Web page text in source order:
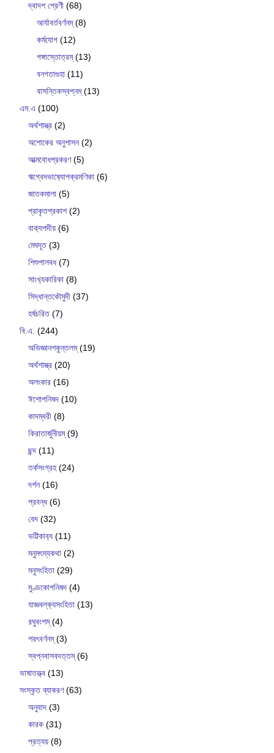
দ্বাদশ শ্রেণী (68)
আর্যাবর্তবর্ণনম্(8)
কর্মযোগ (12)
গঙ্গাস্তোত্রম্(13)
বনগতাগুহা (11)
বাসন্তিকস্বপ্নম্(13)
এম.এ (100)
অর্থশাস্ত্র (2)
অশোকের অনুশাসন(2)
আত্মবোধপ্রকরণ(5)
ঋগ্বেদভাষ‍্যোপক্রমণিকা (6)
জাতকমালা (5)
প্রাকৃতপ্রকাশ(2)
বাক‍্যপদীয় (6)
মেঘদূত(3)
শিশুপালবধ(7)
সাংখ‍্যকারিকা (8)
সিদ্ধান্তকৌমুদী (37)
হর্ষচরিত(7)
বি.এ. (244)
অভিজ্ঞানশকুন্তলম্(19)
অর্থশাস্ত্র (20)
অলংকার (16)
ঈশোপনিষদ (10)
কাদম্বরী (8)
কিরাতার্জুনীয়ম্(9)
ছন্দ (11)
তর্কসংগ্রহ(24)
দর্শন(16)
প্রবন্ধ(6)
বেদ (32)
ভট্টিকাব‍্য (11)
মনুমৎস্যকথা (2)
মনুসংহিতা (29)
মুণ্ডকোপনিষদ (4)
যাজ্ঞবল্ক‍্যসংহিতা (13)
রঘুবংশম্(4)
শরৎবর্ণনম্(3)
স্বপ্নবাসবদত্তম্(6)
ভাষাতত্ত্ব (13)
সংস্কৃত ব্যাকরণ(63)
অনুবাদ (3)
কারক (31)
প্রত্যয় (8)